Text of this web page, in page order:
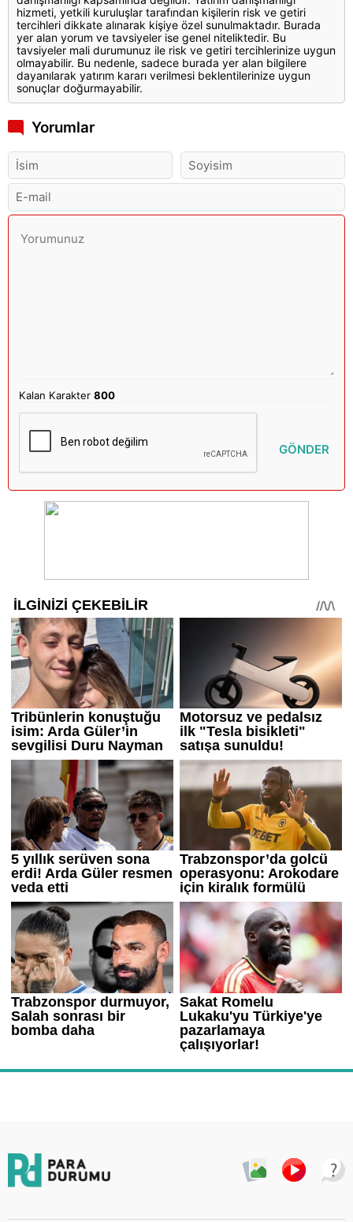
hizmeti, yetkili kuruluşlar tarafından kişilerin risk ve getiri
tercihleri dikkate alınarak kişiye özel sunulmaktadır. Burada
yer alan yorum ve tavsiyeler ise genel niteliktedir. Bu
tavsiyeler mali durumunuz ile risk ve getiri tercihlerinize uygun
olmayabilir. Bu nedenle, sadece burada yer alan bilgilere
dayanılarak yatırım kararı verilmesi beklentilerinize uygun
sonuçlar doğurmayabilir.
Yorumlar
Kalan Karakter800
GÖNDER